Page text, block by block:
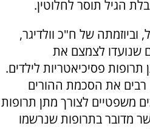
הגיל תוסר לחלוטין.
של ח"כ וולדיגר,
שנועדו לצמצם את
פסיכיאטריות לילדים.
רבים את הסכמת ההורים
משפטיים לצורך מתן תרופות
מדובר בתרופות שנרשמו